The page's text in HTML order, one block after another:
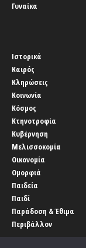
Γυναίκα
Ιστορικά
Καιρός
Κληρώσεις
Κοινωνία
Κόσμος
Κτηνοτροφία
Κυβέρνηση
Μελισσοκομία
Οικονομία
Ομορφιά
Παιδεία
Παιδί
Παράδοση & Έθιμα
Περιβάλλον